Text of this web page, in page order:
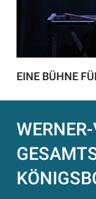
EINE BÜHNE